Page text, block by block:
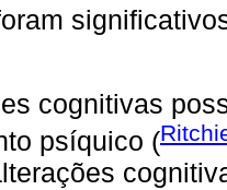
cognitivas
psíquico (